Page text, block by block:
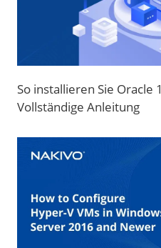
So installieren Sie
Vollständige Anleitung